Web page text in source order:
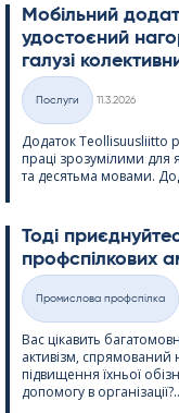
Мобільний
удостоєний
галузі
Категорії
Послуги
11.3.2026
Додаток Teol­li­suus­liitto
праці зрозумілими
та десятьма мовами.
Тоді
профспілкових
Категорії
Промислова профспілка
Вас цікавить
активізм, спрямований
підвищення їхньої
допомогу в